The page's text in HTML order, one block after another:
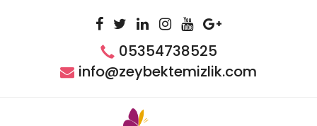
05354738525
info@zeybektemizlik.com